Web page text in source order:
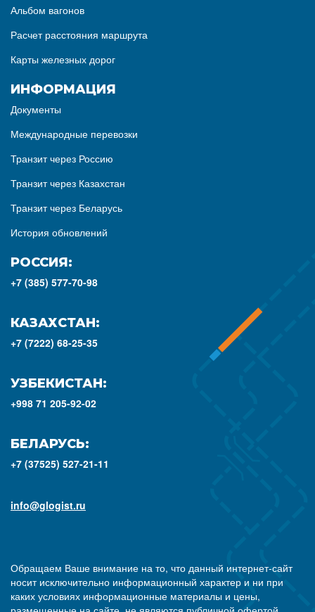
Альбом вагонов
Расчет расстояния маршрута
Карты железных дорог
ИНФОРМАЦИЯ
Документы
Международные перевозки
Транзит через Россию
Транзит через Казахстан
Транзит через Беларусь
История обновлений
РОССИЯ:
+7 (385) 577-70-98
КАЗАХСТАН:
+7 (7222) 68-25-35
УЗБЕКИСТАН:
+998 71 205-92-02
БЕЛАРУСЬ:
+7 (37525) 527-21-11
info@glogist.ru
Обращаем Ваше внимание на то, что данный интернет-сайт
носит исключительно информационный характер и ни при
каких условиях информационные материалы и цены,